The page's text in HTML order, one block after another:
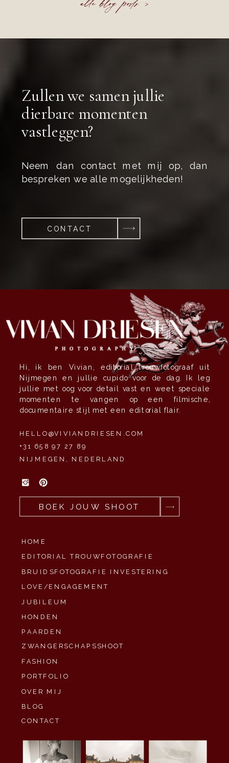
alle blog posts >
CONTACT
Neem dan contact met mij op, dan
bespreken we alle mogelijkheden!
Zullen we samen jullie
dierbare momenten
vastleggen?
BOEK JOUW SHOOT
NIJMEGEN, NEDERLAND
+31 658 97 27 89
HELLO@VIVIANDRIESEN.COM
BLOG
PORTFOLIO
FASHION
PAARDEN
HONDEN
JUBILEUM
EDITORIAL TROUWFOTOGRAFIE
OVER MIJ
HOME
Hi, ik ben Vivian, editorial trouwfotograaf uit
Nijmegen en jullie cupido voor de dag. Ik leg
jullie met oog voor detail vast en weet speciale
momenten te vangen op een filmische,
documentaire stijl met een editorial flair.
CONTACT
LOVE/ENGAGEMENT
BRUIDSFOTOGRAFIE INVESTERING
ZWANGERSCHAPSSHOOT